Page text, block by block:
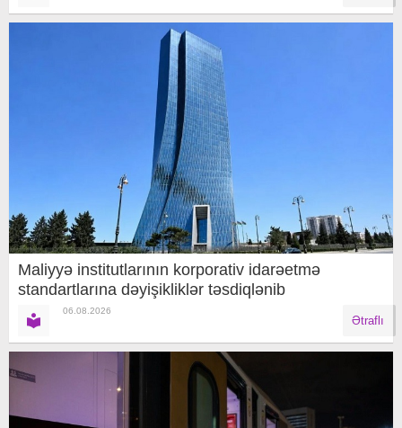
Maliyyə institutlarının korporativ idarəetmə
standartlarına dəyişikliklər təsdiqlənib
06.08.2026
Ətraflı